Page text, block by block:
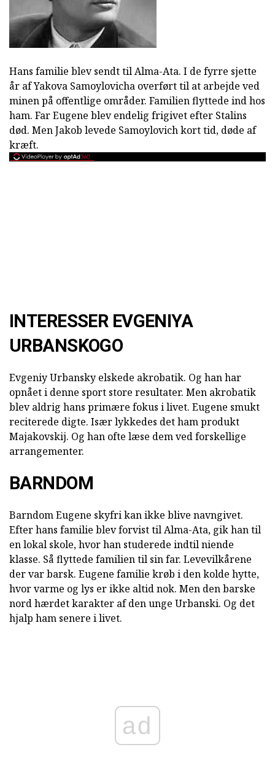
Hans familie blev sendt til Alma-Ata. I de fyrre sjette
år af Yakova Samoylovicha overført til at arbejde ved
minen på offentlige områder. Familien flyttede ind hos
ham. Far Eugene blev endelig frigivet efter Stalins
død. Men Jakob levede Samoylovich kort tid, døde af
kræft.
INTERESSER EVGENIYA
URBANSKOGO
Evgeniy Urbansky elskede akrobatik. Og han har
opnået i denne sport store resultater. Men akrobatik
blev aldrig hans primære fokus i livet. Eugene smukt
reciterede digte. Især lykkedes det ham produkt
Majakovskij. Og han ofte læse dem ved forskellige
arrangementer.
BARNDOM
Barndom Eugene skyfri kan ikke blive navngivet.
Efter hans familie blev forvist til Alma-Ata, gik han til
en lokal skole, hvor han studerede indtil niende
klasse. Så flyttede familien til sin far. Levevilkårene
der var barsk. Eugene familie krøb i den kolde hytte,
hvor varme og lys er ikke altid nok. Men den barske
nord hærdet karakter af den unge Urbanski. Og det
hjalp ham senere i livet.
ad